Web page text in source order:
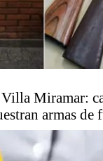
Miramar:
armas de